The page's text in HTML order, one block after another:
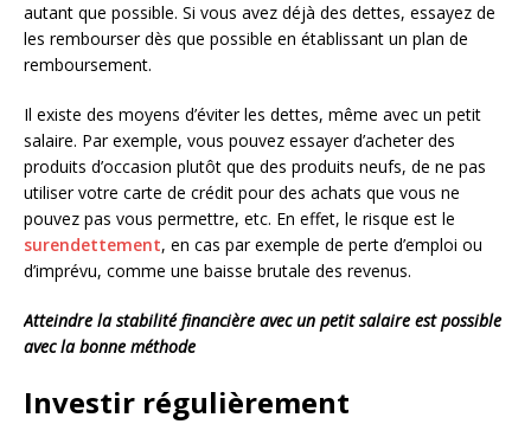
autant que possible. Si vous avez déjà des dettes, essayez de
les rembourser dès que possible en établissant un plan de
remboursement.
Il existe des moyens d’éviter les dettes, même avec un petit
salaire. Par exemple, vous pouvez essayer d’acheter des
produits d’occasion plutôt que des produits neufs, de ne pas
utiliser votre carte de crédit pour des achats que vous ne
pouvez pas vous permettre, etc. En effet, le risque est le
surendettement, en cas par exemple de perte d’emploi ou
d’imprévu, comme une baisse brutale des revenus.
Atteindre la stabilité financière avec un petit salaire est possible
avec la bonne méthode
Investir régulièrement